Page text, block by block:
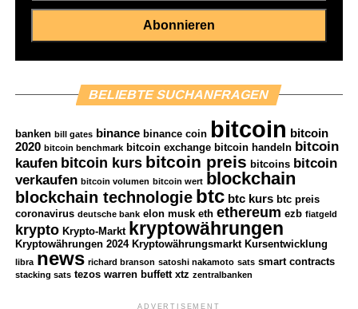
ein Gewinnpotenzial von 492,70%.
Umfeld für Memecoins. Es hat die größte Vielfalt in
diesem Bereich.
Memecoins wie Pepe und PlayDoge prägen die
Kryptowährungswelt. Sie erzielen hohe
Marktkapitalisierungen. Anleger sind gespannt auf diese
Entwicklungen, die den Solana Kurs beeinflussen
können.
Es ist wichtig, die Marktübersicht regelmäßig zu
analysieren. So können Anleger fundierte
BELIEBTE SUCHANFRAGEN
banken bill gates binance binance coin bitcoin bitcoin
2020 bitcoin benchmark bitcoin exchange bitcoin handeln bitcoin
kaufen bitcoin kurs bitcoin preis bitcoins bitcoin
verkaufen bitcoin volumen bitcoin wert blockchain
blockchain technologie btc btc kurs btc preis
coronavirus deutsche bank elon musk eth ethereum ezb fiatgeld
krypto Krypto-Markt kryptowährungen
Kryptowährungen 2024 Kryptowährungsmarkt Kursentwicklung
libra news richard branson satoshi nakamoto sats smart contracts
stacking sats tezos warren buffett xtz zentralbanken
ADVERTISEMENT